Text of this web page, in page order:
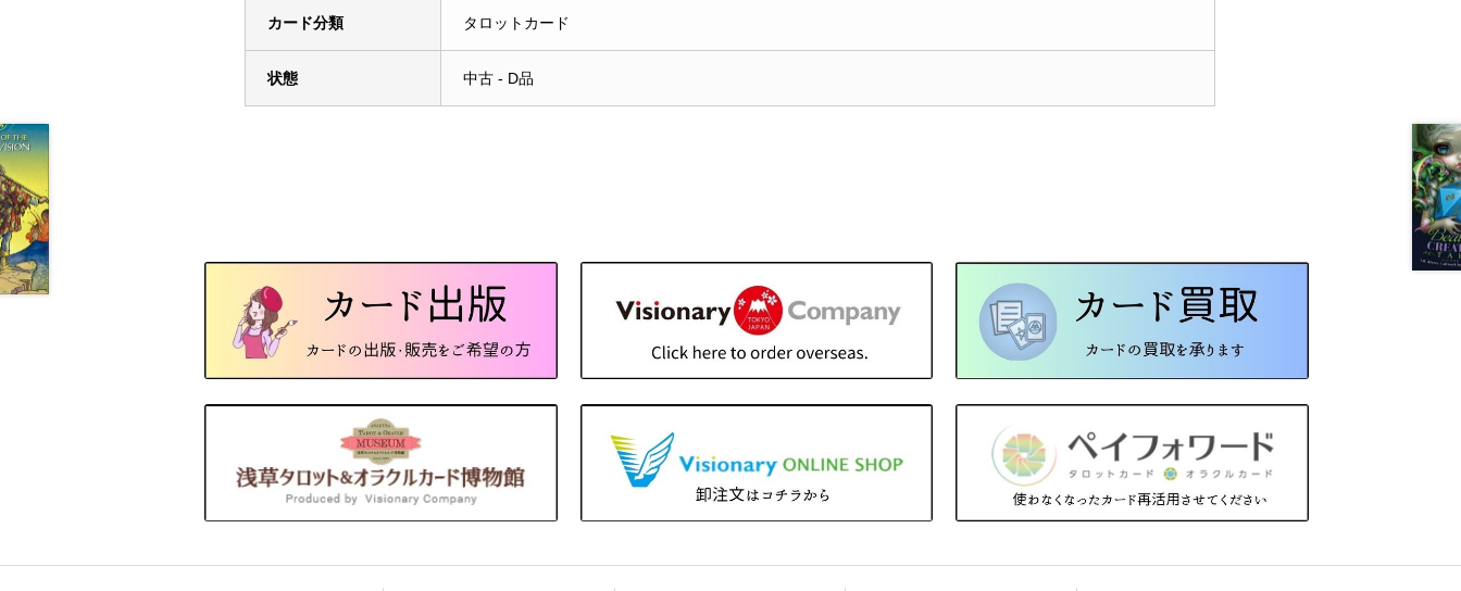
カード分類 タロットカード
状態 中古 - D品